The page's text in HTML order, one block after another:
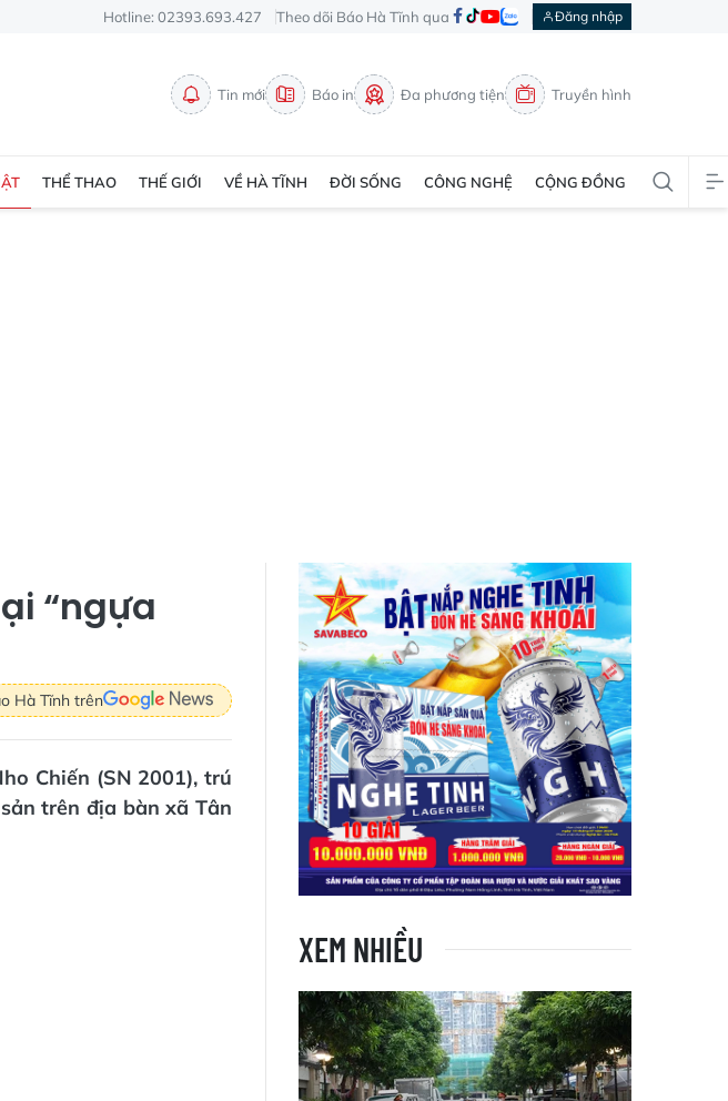
Hotline: 02393.693.427 Theo dõi Báo Hà Tĩnh qua Đăng nhập
Tin mới Báo in Đa phương tiện Truyền hình
THỂ THAO THẾ GIỚI VỀ HÀ TĨNH ĐỜI SỐNG CÔNG NGHỆ CỘNG ĐỒNG
“ngựa
Hà Tĩnh trên
Chiến (SN 2001), trú
trên địa bàn xã Tân
XEM NHIỀU